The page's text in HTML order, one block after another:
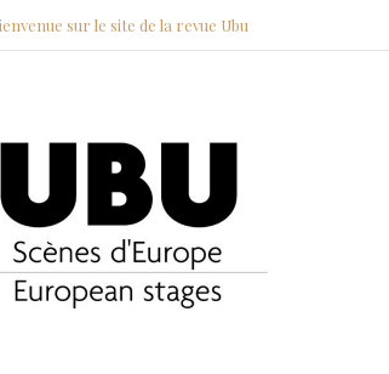
sur le site de la revue Ubu